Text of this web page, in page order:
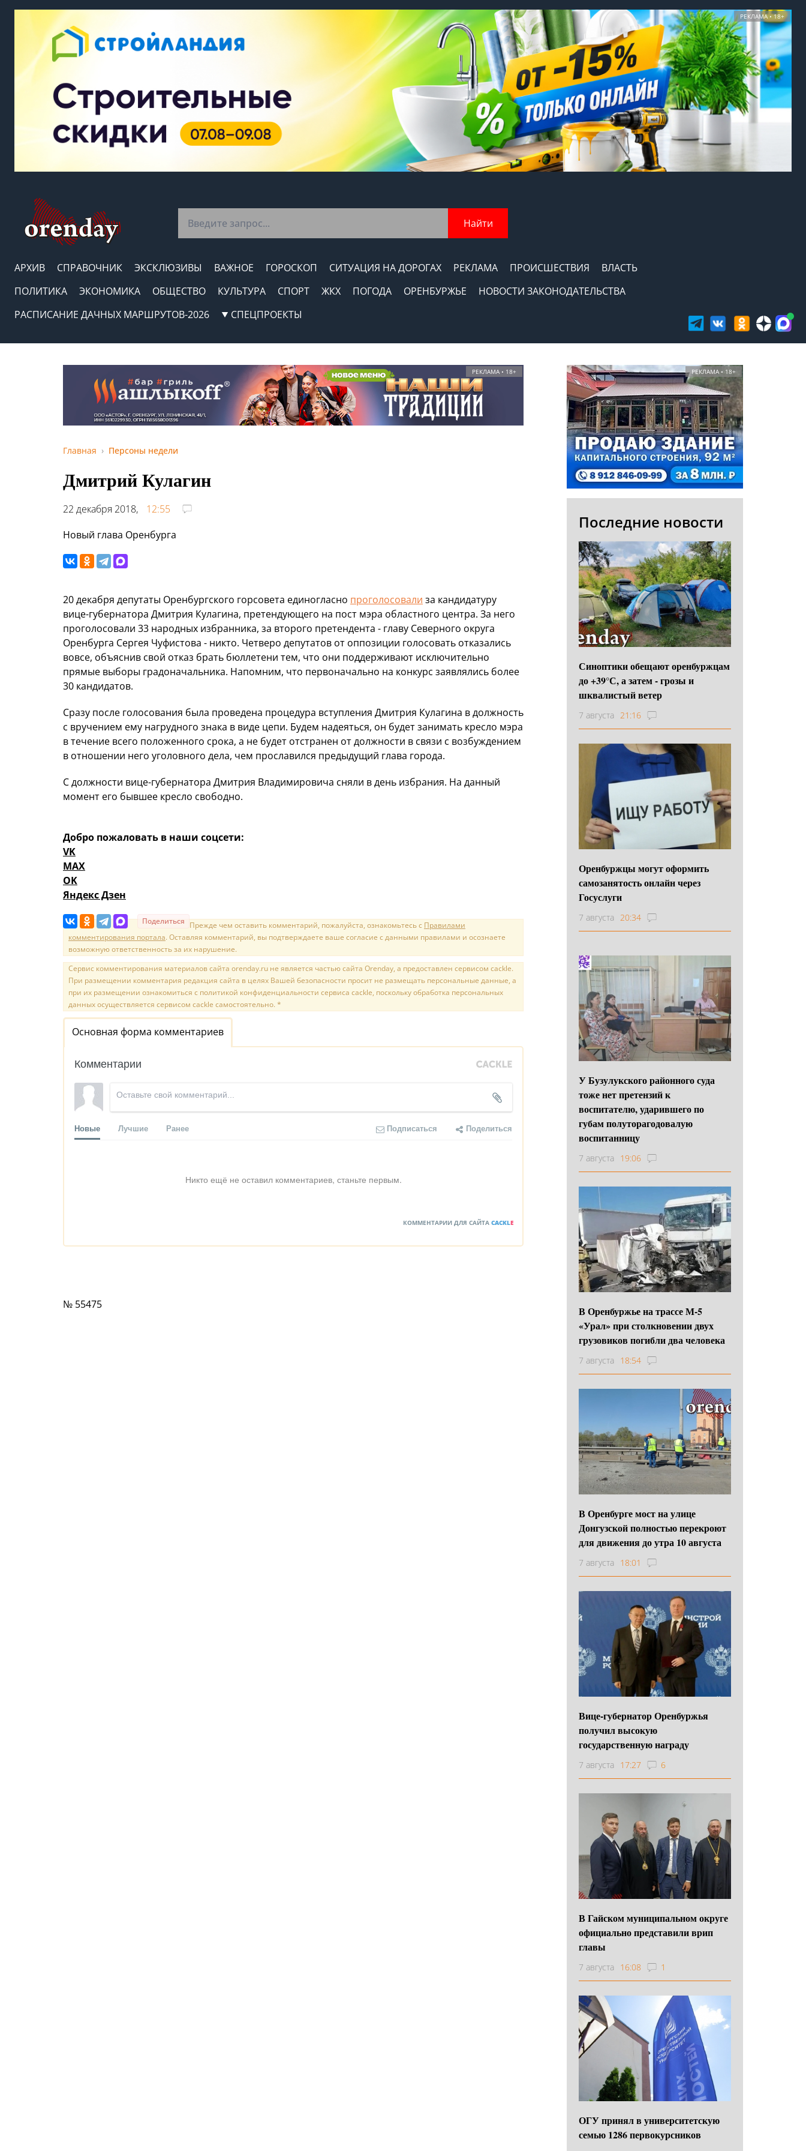
РЕКЛАМА • 18+
Найти
АРХИВ СПРАВОЧНИК ЭКСКЛЮЗИВЫ ВАЖНОЕ ГОРОСКОП СИТУАЦИЯ НА ДОРОГАХ РЕКЛАМА ПРОИСШЕСТВИЯ
ВЛАСТЬ
ПОЛИТИКА
ЭКОНОМИКА ОБЩЕСТВО КУЛЬТУРА СПОРТ ЖКХ ПОГОДА ОРЕНБУРЖЬЕ
НОВОСТИ ЗАКОНОДАТЕЛЬСТВА
РАСПИСАНИЕ ДАЧНЫХ МАРШРУТОВ-2026
СПЕЦПРОЕКТЫ
РЕКЛАМА • 18+
Главная Персоны недели
Дмитрий Кулагин
22 декабря 2018,
12:55
Новый глава Оренбурга
20 декабря депутаты Оренбургского горсовета единогласно проголосовали за кандидатуру
вице-губернатора Дмитрия Кулагина, претендующего на пост мэра областного центра. За него
проголосовали 33 народных избранника, за второго претендента - главу Северного округа
Оренбурга Сергея Чуфистова - никто. Четверо депутатов от оппозиции голосовать отказались
вовсе, объяснив свой отказ брать бюллетени тем, что они поддерживают исключительно
прямые выборы градоначальника. Напомним, что первоначально на конкурс заявлялись более
30 кандидатов.
Сразу после голосования была проведена процедура вступления Дмитрия Кулагина в должность
с вручением ему нагрудного знака в виде цепи. Будем надеяться, он будет занимать кресло мэра
в течение всего положенного срока, а не будет отстранен от должности в связи с возбуждением
в отношении него уголовного дела, чем прославился предыдущий глава города.
С должности вице-губернатора Дмитрия Владимировича сняли в день избрания. На данный
момент его бывшее кресло свободно.
Добро пожаловать в наши соцсети:
VK
MAX
OK
Яндекс Дзен
Поделиться Прежде чем оставить комментарий, пожалуйста, ознакомьтесь с Правилами
комментирования портала. Оставляя комментарий, вы подтверждаете ваше согласие с данными правилами и осознаете
возможную ответственность за их нарушение.
Сервис комментирования материалов сайта orenday.ru не является частью сайта Orenday, а предоставлен сервисом cackle.
При размещении комментария редакция сайта в целях Вашей безопасности просит не размещать персональные данные, а
при их размещении ознакомиться с политикой конфиденциальности сервиса cackle, поскольку обработка персональных
данных осуществляется сервисом cackle самостоятельно. *
Основная форма комментариев
Комментарии
Новые Лучшие Ранее Подписаться Поделиться
Никто ещё не оставил комментариев, станьте первым.
КОММЕНТАРИИ ДЛЯ САЙТА CACKLE
№ 55475
РЕКЛАМА • 18+
Последние новости
Синоптики обещают оренбуржцам
до +39°С, а затем - грозы и
шквалистый ветер
7 августа 21:16
Оренбуржцы могут оформить
самозанятость онлайн через
Госуслуги
7 августа 20:34
У Бузулукского районного суда
тоже нет претензий к
воспитателю, ударившего по
губам полуторагодовалую
воспитанницу
7 августа 19:06
В Оренбуржье на трассе М-5
«Урал» при столкновении двух
грузовиков погибли два человека
7 августа 18:54
В Оренбурге мост на улице
Донгузской полностью перекроют
для движения до утра 10 августа
7 августа 18:01
Вице-губернатор Оренбуржья
получил высокую
государственную награду
7 августа 17:27 6
В Гайском муниципальном округе
официально представили врип
главы
7 августа 16:08 1
ОГУ принял в университетскую
семью 1286 первокурсников